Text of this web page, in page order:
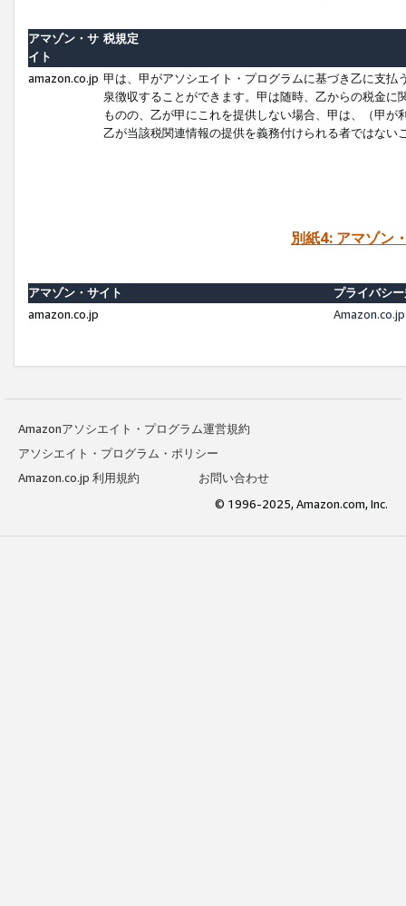
アマゾン・サ
イト
税規定
amazon.co.jp 甲は、甲がアソシエイト・プログラムに基づき乙に支
泉徴収することができます。甲は随時、乙からの税金
ものの、乙が甲にこれを提供しない場合、甲は、（甲
乙が当該税関連情報の提供を義務付けられる者ではな
別紙4: アマゾン
アマゾン・サイト
プライバシ
amazon.co.jp
Amazonアソシエイト・プログラム運営規約
アソシエイト・プログラム・ポリシー
Amazon.co.jp 利用規約
お問い合わせ
© 1996-2025, Amazon.com, Inc.